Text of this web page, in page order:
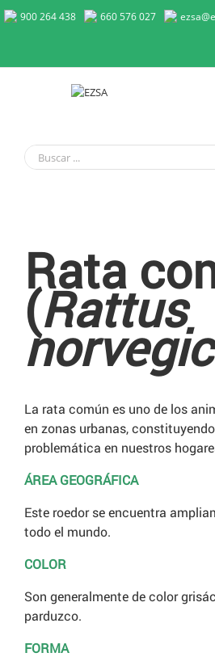
900 264 438 660 576 027
Rata
(Rattus
La rata común es uno de los
en zonas urbanas,
problemática en nuestros
ÁREA GEOGRÁFICA
Este roedor se encuentra
todo el mundo.
COLOR
Son generalmente de color
parduzco.
FORMA